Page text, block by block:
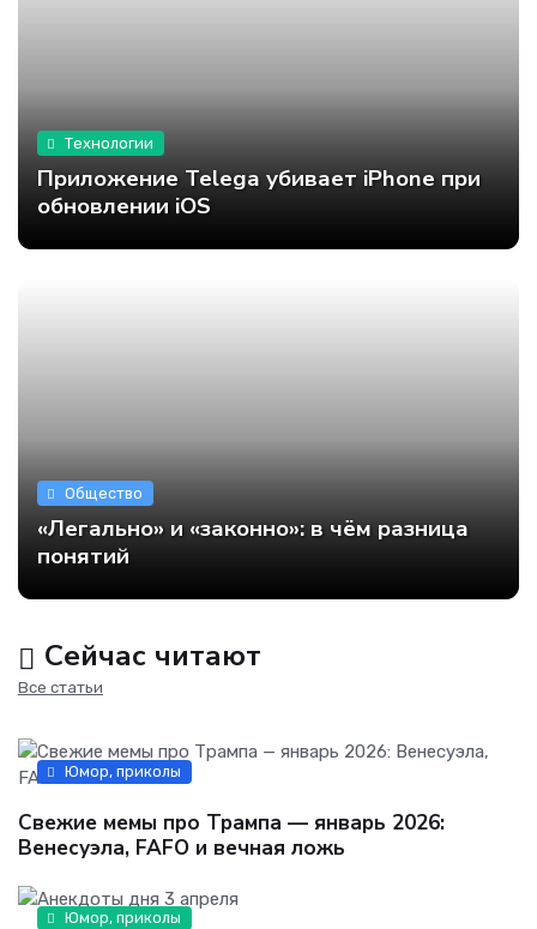
Технологии
Приложение Telega убивает iPhone при
обновлении iOS
Общество
«Легально» и «законно»: в чём разница
понятий
Сейчас читают
Все статьи
Юмор, приколы
Свежие мемы про Трампа — январь 2026:
Венесуэла, FAFO и вечная ложь
Юмор, приколы